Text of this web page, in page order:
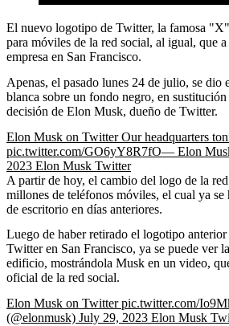
El nuevo logotipo de Twitter, la famosa
para móviles de la red social, al igual, que
empresa en San Francisco.
Apenas, el pasado lunes 24 de julio, se
blanca sobre un fondo negro, en
decisión de Elon Musk, dueño de Twitter.
Elon Musk on Twitter Our headquarters
pic.twitter.com/GO6yY8R7fO— Elon
2023 Elon Musk Twitter
A partir de hoy, el cambio del logo de la
millones de teléfonos móviles, el cual ya se
de escritorio en días anteriores.
Luego de haber retirado el logotipo anterior
Twitter en San Francisco, ya se puede ver
edificio, mostrándola Musk en un video,
oficial de la red social.
Elon Musk on Twitter pic.twitter.com/
(@elonmusk) July 29, 2023 Elon Musk